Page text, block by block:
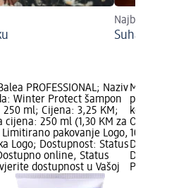
Najbolji savjeti
Suha i
PROFESSIONAL; Naziv
Winter Protect šampon
250 ml; Cijena: 3,25 KM;
cijena: 250 ml (1,30 KM za
pakovanje Logo,
Logo; Dostupnost: Status
online, Status
dostupnost u Vašoj
Marka:
proizvoda:
kosu, 250
Osnovna
100 ml);
Dostupno
Provjerite